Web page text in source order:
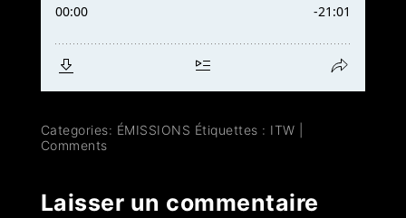
Categories: ÉMISSIONS Étiquettes : ITW
Comments
Laisser un commentaire